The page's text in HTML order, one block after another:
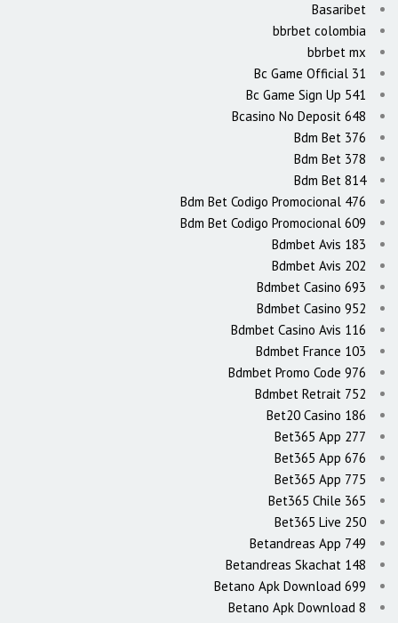
Basaribet
bbrbet colombia
bbrbet mx
Bc Game Official 31
Bc Game Sign Up 541
Bcasino No Deposit 648
Bdm Bet 376
Bdm Bet 378
Bdm Bet 814
Bdm Bet Codigo Promocional 476
Bdm Bet Codigo Promocional 609
Bdmbet Avis 183
Bdmbet Avis 202
Bdmbet Casino 693
Bdmbet Casino 952
Bdmbet Casino Avis 116
Bdmbet France 103
Bdmbet Promo Code 976
Bdmbet Retrait 752
Bet20 Casino 186
Bet365 App 277
Bet365 App 676
Bet365 App 775
Bet365 Chile 365
Bet365 Live 250
Betandreas App 749
Betandreas Skachat 148
Betano Apk Download 699
Betano Apk Download 8